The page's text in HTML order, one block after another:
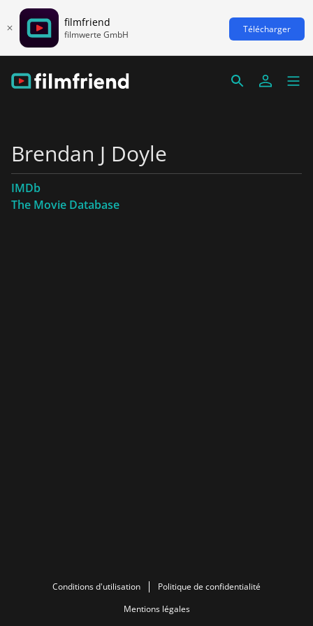
filmfriend
filmwerte GmbH Télécharger
Brendan J Doyle
IMDb
The Movie Database
Conditions d'utilisation
Politique de confidentialité
Mentions légales